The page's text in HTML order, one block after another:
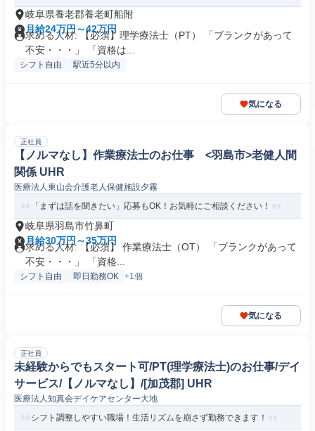
岐阜県養老郡養老町船附
月給24万円～42万円
求める人材: 【必須】理学療法士（PT） 「ブランクがあって
不安・・・」 「資格は...
シフト自由 駅近5分以内
気になる
正社員
【ノルマなし】作業療法士のお仕事 <羽島市>老健人間
関係 UHR
医療法人東山会介護老人保健施設夕霧
「まずは話を聞きたい」応募もOK！お気軽にご相談ください！
岐阜県羽島市竹鼻町
月給30万円～35万円
求める人材: 【必須】 作業療法士（OT） 「ブランクがあって
不安・・・」 「資格...
シフト自由 即日勤務OK +1個
気になる
正社員
未経験からでもスタート可/PT(理学療法士)のお仕事/デイ
サービス/【ノルマなし】/[加茂郡] UHR
医療法人知真会デイケアセンター大地
シフト調整しやすい職場！生活リズムを崩さず勤務できます！